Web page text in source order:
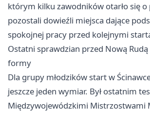
którym kilku zawodników otarło się o
pozostali dowieźli miejsca dające
spokojnej pracy przed kolejnymi
Ostatni sprawdzian przed Nową Rudą
formy
Dla grupy młodzików start w
jeszcze jeden wymiar. Był ostatnim
Międzywojewódzkimi Mistrzostwami